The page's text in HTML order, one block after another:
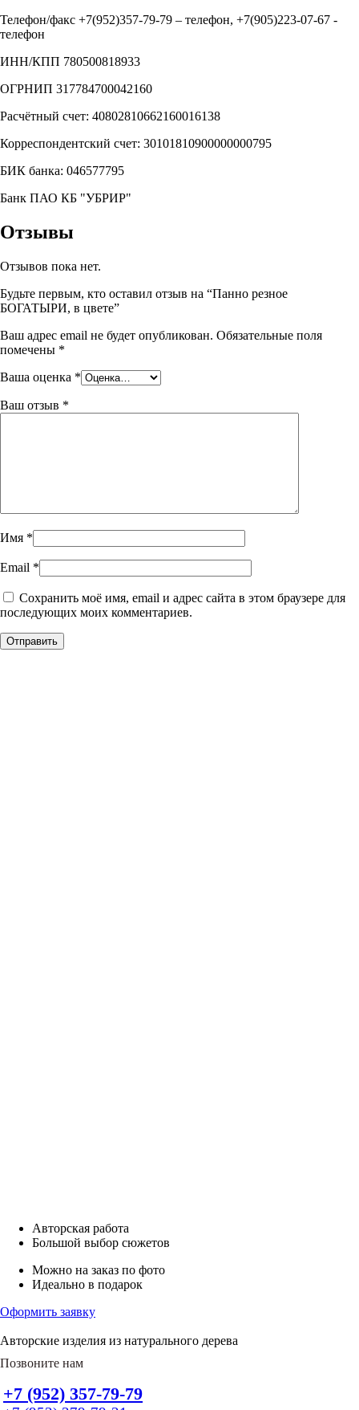
Телефон/факс +7(952)357-79-79 – телефон, +7(905)223-07-67 -
телефон
ИНН/КПП 780500818933
ОГРНИП 317784700042160
Расчётный счет: 40802810662160016138
Корреспондентский счет: 30101810900000000795
БИК банка: 046577795
Банк ПАО КБ "УБРИР"
Отзывы
Отзывов пока нет.
Будьте первым, кто оставил отзыв на “Панно резное
БОГАТЫРИ, в цвете”
Ваш адрес email не будет опубликован. Обязательные поля
помечены *
Ваша оценка *
Ваш отзыв *
Имя *
Email *
Сохранить моё имя, email и адрес сайта в этом браузере для
последующих моих комментариев.
Авторская работа
Большой выбор сюжетов
Можно на заказ по фото
Идеально в подарок
Оформить заявку
Авторские изделия из натурального дерева
Позвоните нам
+7 (952) 357-79-79